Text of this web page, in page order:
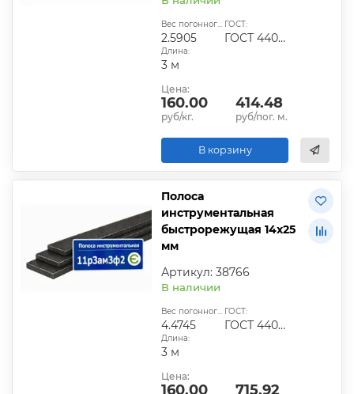
Вес погонного метра, кг:
2.5905
ГОСТ:
ГОСТ 4405-75
Длина:
3 м
Цена:
160.00
руб/кг.
414.48
руб/пог. м.
В корзину
Полоса
инструментальная
быстрорежущая 14х25
мм
Артикул: 38766
В наличии
Вес погонного метра, кг:
4.4745
ГОСТ:
ГОСТ 4405-75
Длина:
3 м
Цена:
160.00 715.92